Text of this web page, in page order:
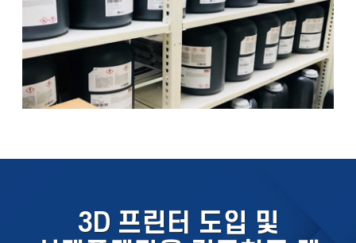
3D 프린터 도입 및